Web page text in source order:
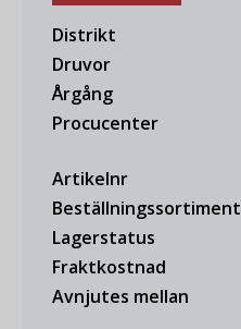
Distrikt
Druvor
Årgång
Procucenter
Artikelnr
Beställningssortiment
Lagerstatus
Fraktkostnad
Avnjutes mellan